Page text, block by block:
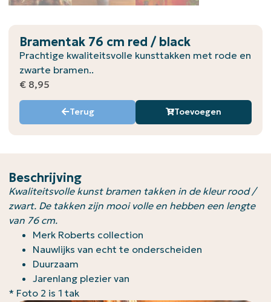
Bramentak 76 cm red / black
Prachtige kwaliteitsvolle kunsttakken met rode en
zwarte bramen..
€ 8,95
Terug Toevoegen
Beschrijving
Kwaliteitsvolle kunst bramen takken in de kleur rood /
zwart. De takken zijn mooi volle en hebben een lengte
van 76 cm.
Merk Roberts collection
Nauwlijks van echt te onderscheiden
Duurzaam
Jarenlang plezier van
* Foto 2 is 1 tak